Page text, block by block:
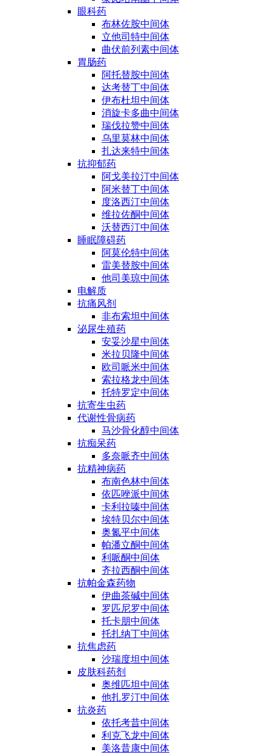
眼科药
布林佐胺中间体
立他司特中间体
曲伏前列素中间体
胃肠药
阿托替胺中间体
达考替丁中间体
伊布杜坦中间体
消旋卡多曲中间体
瑞伐拉赞中间体
乌里莫林中间体
扎达来特中间体
抗抑郁药
阿戈美拉汀中间体
阿米替丁中间体
度洛西汀中间体
维拉佐酮中间体
沃替西汀中间体
睡眠障碍药
阿莫伦特中间体
雷美替胺中间体
他司美琼中间体
电解质
抗痛风剂
非布索坦中间体
泌尿生殖药
安妥沙星中间体
米拉贝隆中间体
欧司哌米中间体
索拉格龙中间体
托特罗定中间体
抗寄生虫药
代谢性骨病药
马沙骨化醇中间体
抗痴呆药
多奈哌齐中间体
抗精神病药
布南色林中间体
依匹唑派中间体
卡利拉嗪中间体
埃特贝尔中间体
奥氮平中间体
帕潘立酮中间体
利哌酮中间体
齐拉西酮中间体
抗帕金森药物
伊曲茶碱中间体
罗匹尼罗中间体
托卡朋中间体
托扎纳丁中间体
抗焦虑药
沙瑞度坦中间体
皮肤科药剂
奥维匹坦中间体
他扎罗汀中间体
抗炎药
依托考昔中间体
利克飞龙中间体
美洛昔康中间体